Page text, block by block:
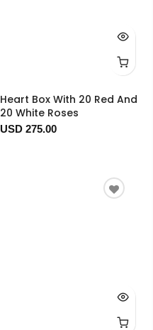
Heart Box With 20 Red And
20 White Roses
USD 275.00